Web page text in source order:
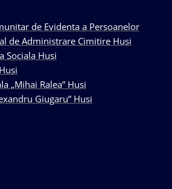
de Evidenta a Persoanelor
de Administrare Cimitire Husi
Sociala Husi
„Mihai Ralea” Husi
Giugaru” Husi